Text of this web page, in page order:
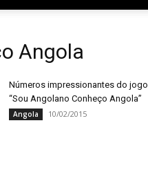
Angola
Números impressionantes do jogo
“Sou Angolano Conheço Angola”
Angola 10/02/2015